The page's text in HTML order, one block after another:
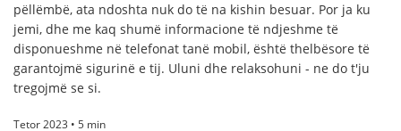
pëllëmbë, ata ndoshta nuk do të na kishin besuar. Por ja ku
jemi, dhe me kaq shumë informacione të ndjeshme të
disponueshme në telefonat tanë mobil, është thelbësore të
garantojmë sigurinë e tij. Uluni dhe relaksohuni - ne do t'ju
tregojmë se si.
Tetor 2023 • 5 min